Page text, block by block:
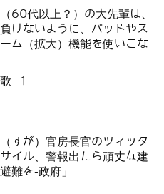
60代以上？）の大先輩は、
けないように、パッドやス
ム（拡大）機能を使いこな
1
（すが）官房長官のツィッタ
イル、警報出たら頑丈な建
難を-政府」